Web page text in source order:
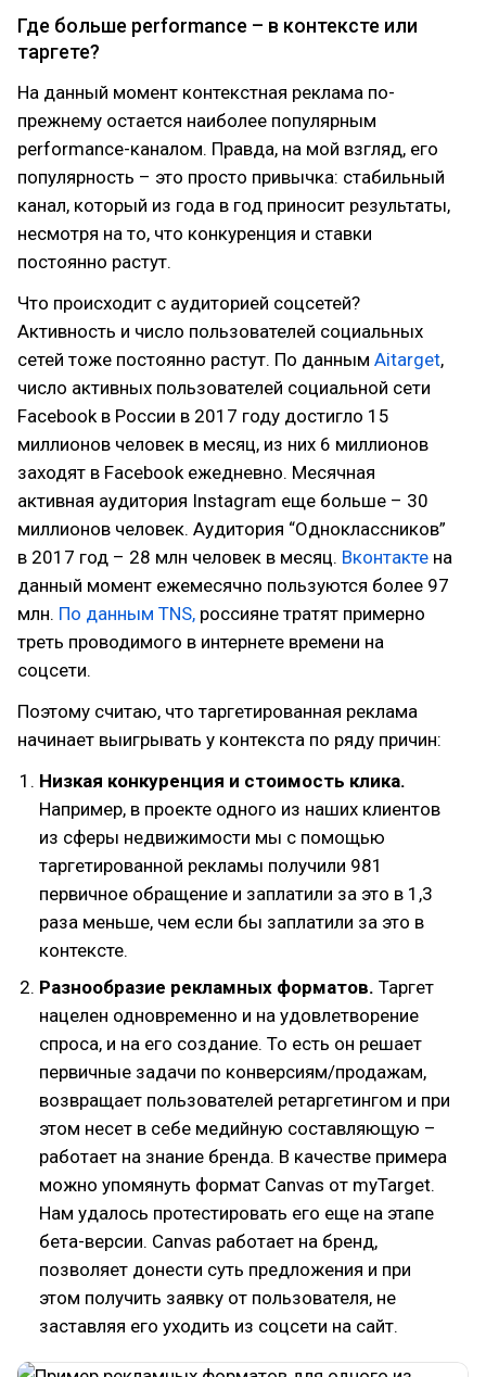
Где больше performance – в контексте или
таргете?
На данный момент контекстная реклама по-
прежнему остается наиболее популярным
performance-каналом. Правда, на мой взгляд, его
популярность – это просто привычка: стабильный
канал, который из года в год приносит результаты,
несмотря на то, что конкуренция и ставки
постоянно растут.
Что происходит с аудиторией соцсетей?
Активность и число пользователей социальных
сетей тоже постоянно растут. По данным Аitarget,
число активных пользователей социальной сети
Facebook в России в 2017 году достигло 15
миллионов человек в месяц, из них 6 миллионов
заходят в Facebook ежедневно. Месячная
активная аудитория Instagram еще больше – 30
миллионов человек. Аудитория “Одноклассников”
в 2017 год – 28 млн человек в месяц. Вконтакте на
данный момент ежемесячно пользуются более 97
млн. По данным TNS, россияне тратят примерно
треть проводимого в интернете времени на
соцсети.
Поэтому считаю, что таргетированная реклама
начинает выигрывать у контекста по ряду причин:
Низкая конкуренция и стоимость клика.
Например, в проекте одного из наших клиентов
из сферы недвижимости мы с помощью
таргетированной рекламы получили 981
первичное обращение и заплатили за это в 1,3
раза меньше, чем если бы заплатили за это в
контексте.
Разнообразие рекламных форматов. Таргет
нацелен одновременно и на удовлетворение
спроса, и на его создание. То есть он решает
первичные задачи по конверсиям/продажам,
возвращает пользователей ретаргетингом и при
этом несет в себе медийную составляющую –
работает на знание бренда. В качестве примера
можно упомянуть формат Canvas от myTarget.
Нам удалось протестировать его еще на этапе
бета-версии. Canvas работает на бренд,
позволяет донести суть предложения и при
этом получить заявку от пользователя, не
заставляя его уходить из соцсети на сайт.